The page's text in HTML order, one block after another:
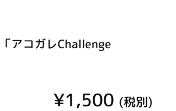
アコガレChallenge
¥1,500 (税別)